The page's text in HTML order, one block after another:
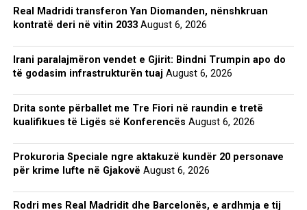
Real Madridi transferon Yan Diomanden, nënshkruan
kontratë deri në vitin 2033 August 6, 2026
Irani paralajmëron vendet e Gjirit: Bindni Trumpin apo do
të godasim infrastrukturën tuaj August 6, 2026
Drita sonte përballet me Tre Fiori në raundin e tretë
kualifikues të Ligës së Konferencës August 6, 2026
Prokuroria Speciale ngre aktakuzë kundër 20 personave
për krime lufte në Gjakovë August 6, 2026
Rodri mes Real Madridit dhe Barcelonës, e ardhmja e tij